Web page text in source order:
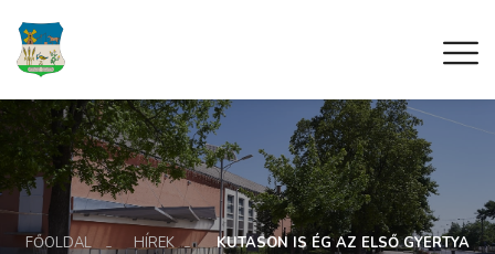
FŐOLDAL HÍREK KUTASON IS ÉG AZ ELSŐ GYERTYA